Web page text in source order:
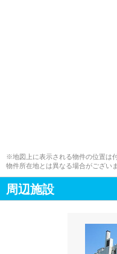
※地図上に表示される物件の位置は
物件所在地とは異なる場合がございま
周辺施設